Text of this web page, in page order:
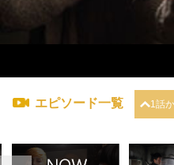
エピソード一覧 1話